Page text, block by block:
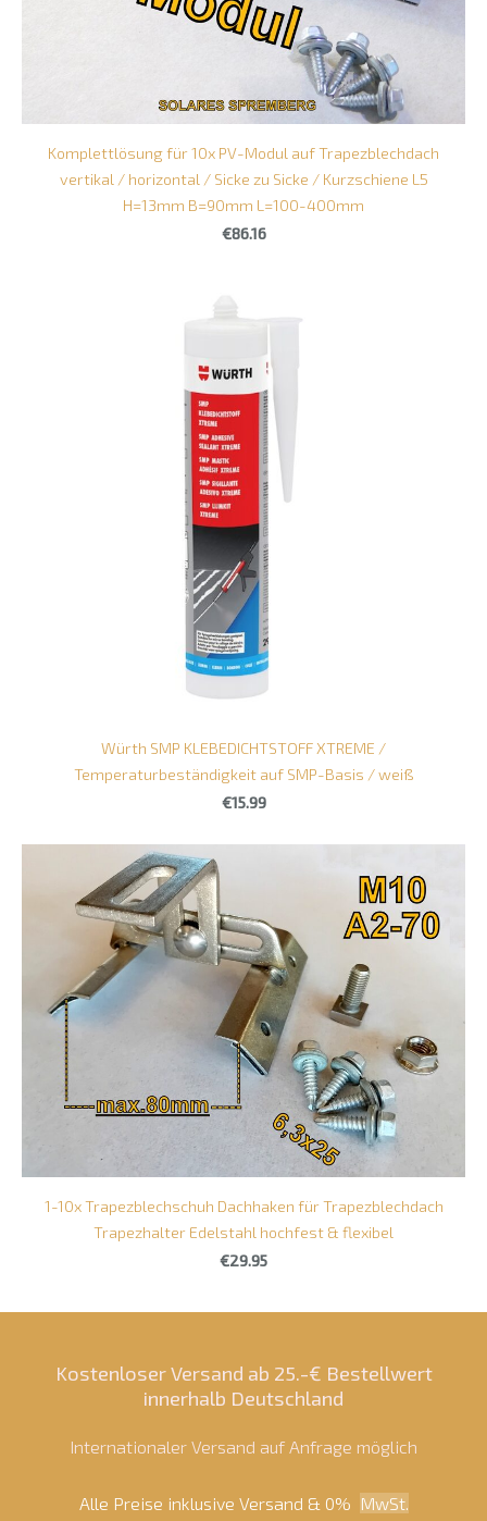
Kostenloser Versand ab 25.-€ Bestellwert
innerhalb Deutschland
Internationaler Versand auf Anfrage möglich
Alle Preise inklusive Versand & 0% MwSt.
Komplettlösung für 10x PV-Modul auf Trapezblechdach
vertikal / horizontal / Sicke zu Sicke / Kurzschiene L5
H=13mm B=90mm L=100-400mm
€86.16
Würth SMP KLEBEDICHTSTOFF XTREME /
Temperaturbeständigkeit auf SMP-Basis / weiß
€15.99
1-10x Trapezblechschuh Dachhaken für Trapezblechdach
Trapezhalter Edelstahl hochfest & flexibel
€29.95